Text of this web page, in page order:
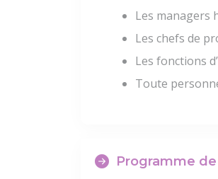
Les managers
Les chefs de
Les fonctions
Toute
Programme